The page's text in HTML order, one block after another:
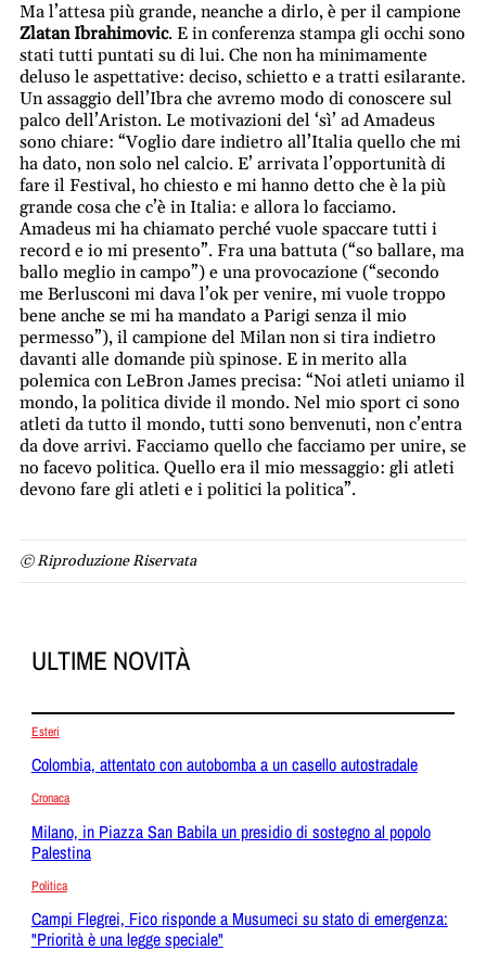
Ma l’attesa più grande, neanche a dirlo, è per il campione
Zlatan Ibrahimovic. E in conferenza stampa gli occhi sono
stati tutti puntati su di lui. Che non ha minimamente
deluso le aspettative: deciso, schietto e a tratti esilarante.
Un assaggio dell’Ibra che avremo modo di conoscere sul
palco dell’Ariston. Le motivazioni del ‘sì’ ad Amadeus
sono chiare: “Voglio dare indietro all’Italia quello che mi
ha dato, non solo nel calcio. E’ arrivata l’opportunità di
fare il Festival, ho chiesto e mi hanno detto che è la più
grande cosa che c’è in Italia: e allora lo facciamo.
Amadeus mi ha chiamato perché vuole spaccare tutti i
record e io mi presento”. Fra una battuta (“so ballare, ma
ballo meglio in campo”) e una provocazione (“secondo
me Berlusconi mi dava l’ok per venire, mi vuole troppo
bene anche se mi ha mandato a Parigi senza il mio
permesso”), il campione del Milan non si tira indietro
davanti alle domande più spinose. E in merito alla
polemica con LeBron James precisa: “Noi atleti uniamo il
mondo, la politica divide il mondo. Nel mio sport ci sono
atleti da tutto il mondo, tutti sono benvenuti, non c’entra
da dove arrivi. Facciamo quello che facciamo per unire, se
no facevo politica. Quello era il mio messaggio: gli atleti
devono fare gli atleti e i politici la politica”.
© Riproduzione Riservata
ULTIME NOVITÀ
Esteri
Colombia, attentato con autobomba a un casello autostradale
Cronaca
Milano, in Piazza San Babila un presidio di sostegno al popolo
Palestina
Politica
Campi Flegrei, Fico risponde a Musumeci su stato di emergenza:
"Priorità è una legge speciale"